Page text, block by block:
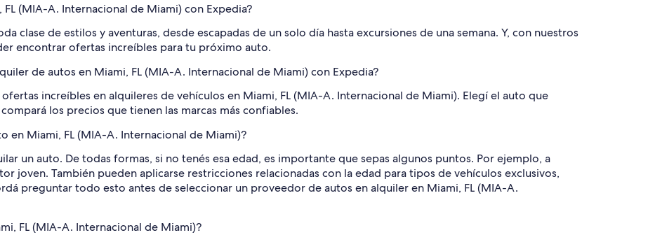
(MIA-A. Internacional de Miami) con Expedia?
clase de estilos y aventuras, desde escapadas de un solo día hasta excursiones de una semana. Y, con nuestros
encontrar ofertas increíbles para tu próximo auto.
de autos en Miami, FL (MIA-A. Internacional de Miami) con Expedia?
increíbles en alquileres de vehículos en Miami, FL (MIA-A. Internacional de Miami). Elegí el auto que
los precios que tienen las marcas más confiables.
en Miami, FL (MIA-A. Internacional de Miami)?
un auto. De todas formas, si no tenés esa edad, es importante que sepas algunos puntos. Por ejemplo, a
joven. También pueden aplicarse restricciones relacionadas con la edad para tipos de vehículos exclusivos,
preguntar todo esto antes de seleccionar un proveedor de autos en alquiler en Miami, FL (MIA-A.
FL (MIA-A. Internacional de Miami)?